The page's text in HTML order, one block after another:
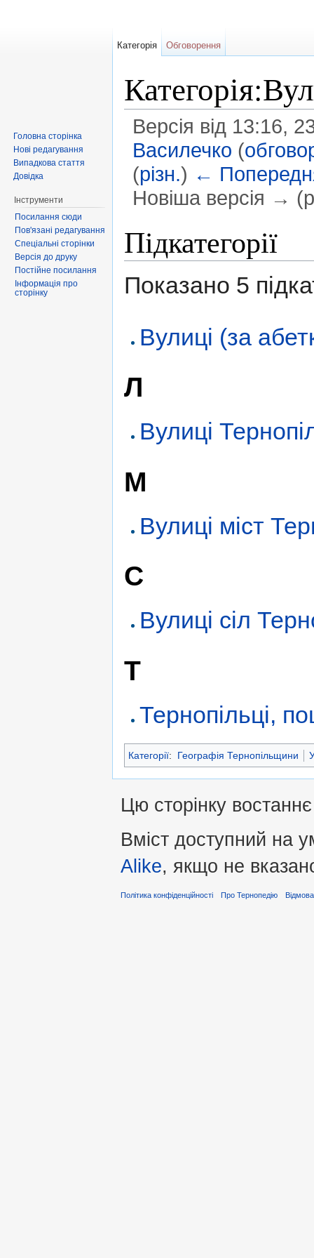
Версія від 13:16,
Василечко (
(різн.) ←
Новіша версія →
Підкатегорії
Показано 5
Вулиці (за
Л
Вулиці
М
Вулиці міст
С
Вулиці сіл
Т
Тернопільці,
Категорії: Географія Тернопільщини
Категорія Обговорення
Головна сторінка
Нові редагування
Випадкова стаття
Довідка
Інструменти
Посилання сюди
Пов'язані редагування
Спеціальні сторінки
Версія до друку
Постійне посилання
Інформація про
сторінку
Цю сторінку
Вміст доступний на
Alike, якщо не
Політика конфіденційності Про Тернопедію Відмова